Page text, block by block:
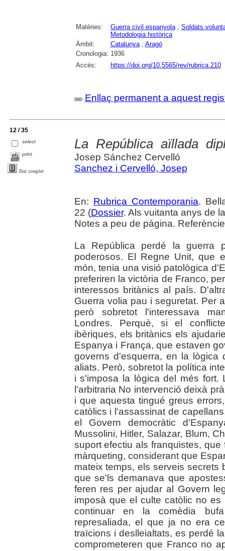
Matèries: Guerra civil espanyola; Soldats
Metodologia històrica
Àmbit:
Catalunya; Aragó
Cronologia: 1936
Accés:
https://doi.org/10.5565/rev/rubrica.210
Enllaç permanent a aquest
12 / 35
select
print
Text complet
La República aïllada
Josep Sánchez Cervelló
Sanchez i Cervelló, Josep
En: Rubrica Contemporania.
22 (Dossier. Als vuitanta anys de
Notes a peu de pàgina.
La República perdé la guerra
poderosos. El Regne Unit, que
món, tenia una visió patològica
preferiren la victòria de Franco,
interessos britànics al país.
Guerra volia pau i seguretat. Per
però sobretot l'interessava
Londres. Perquè, si el
ibèriques, els britànics els
Espanya i França, que estaven
governs d'esquerra, en la
aliats. Però, sobretot la política
i s'imposa la lògica del més fort.
l'arbitraria No intervenció deixà
i que aquesta tingué greus
catòlics i l'assassinat de
el Govern democràtic
Mussolini, Hitler, Salazar, Blum,
suport efectiu als franquistes,
màrqueting, considerant que
mateix temps, els serveis secrets
que se'ls demanava que
feren res per ajudar al Govern
imposà que el culte catòlic no
continuar en la comèdia
represaliada, el que ja no era
traïcions i deslleialtats, es perdé
comprometeren que Franco no